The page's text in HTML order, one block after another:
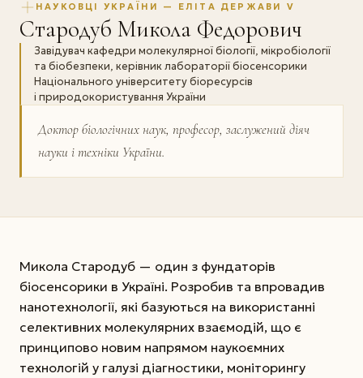
НАУКОВЦІ УКРАЇНИ — ЕЛІТА ДЕРЖАВИ V
Стародуб Микола Федорович
Завідувач кафедри молекулярної біології, мікробіології
та біобезпеки, керівник лабораторії біосенсорики
Національного університету біоресурсів
і природокористування України
Доктор біологічних наук, професор, заслужений діяч
науки і техніки України.
Микола Стародуб — один з фундаторів
біосенсорики в Україні. Розробив та впровадив
нанотехнології, які базуються на використанні
селективних молекулярних взаємодій, що є
принципово новим напрямом наукоємних
технологій у галузі діагностики, моніторингу